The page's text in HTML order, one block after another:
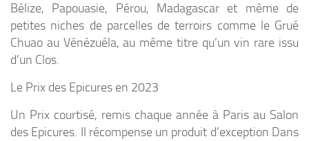
Bélize, Papouasie, Pérou, Madagascar et même de
petites niches de parcelles de terroirs comme le Grué
Chuao au Vénézuéla, au même titre qu’un vin rare issu
d’un Clos.
Le Prix des Epicures en 2023
Un Prix courtisé, remis chaque année à Paris au Salon
des Epicures. Il récompense un produit d’exception Dans